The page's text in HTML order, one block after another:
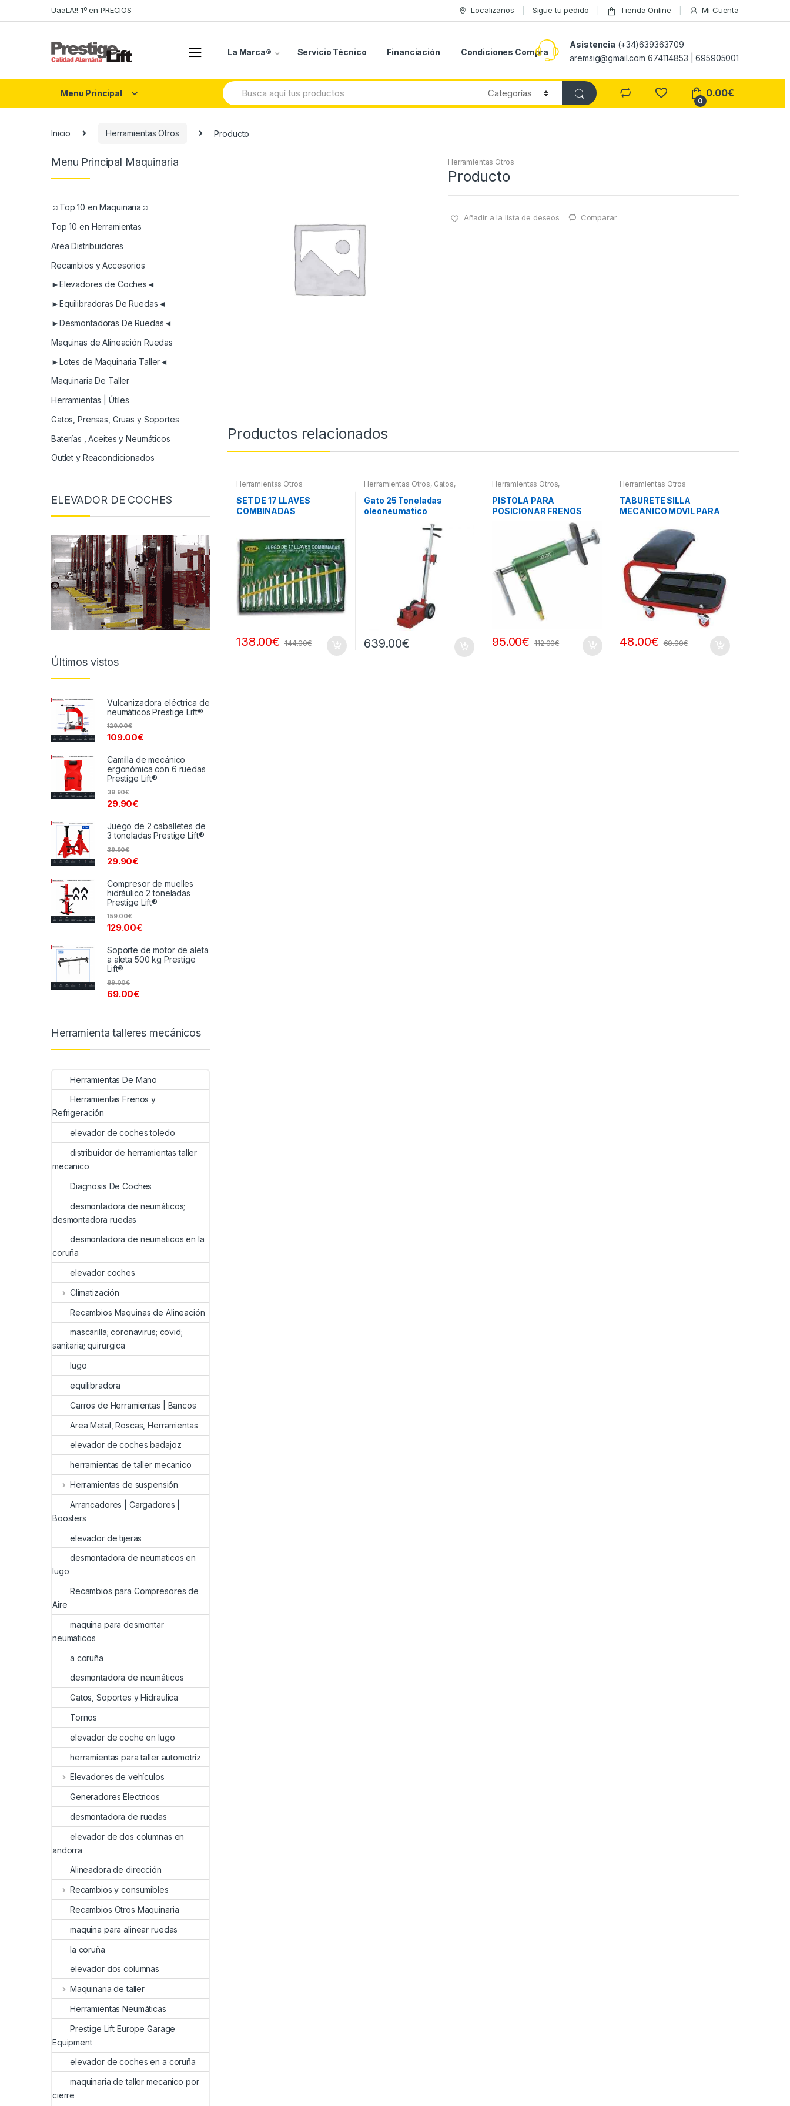
to
to
UaaLA!! 1º en PRECIOS Localizanos Sigue tu pedido Tienda Online Mi Cuenta
La Marca® Servicio Técnico Financiación Condiciones Compra
Asistencia (+34)639363709
aremsig@gmail.com 674114853 | 695905001
Menu Principal
Search
for:
0
0.00€
Inicio Herramientas Otros Producto
Herramientas Otros
Producto
Añadir a la lista de deseos Comparar
Productos relacionados
Herramientas Otros
SET DE 17 LLAVES
COMBINADAS
138.00€ 144.00€
Herramientas Otros, Gatos,
Gato 25 Toneladas
oleoneumatico
639.00€
Herramientas Otros,
Refrigeración
PISTOLA PARA
POSICIONAR FRENOS
95.00€ 112.00€
Herramientas Otros
TABURETE SILLA
MECANICO MOVIL PARA
48.00€ 60.00€
Menu Principal Maquinaria
☺Top 10 en Maquinaria☺
Top 10 en Herramientas
Area Distribuidores
Recambios y Accesorios
►Elevadores de Coches◄
►Equilibradoras De Ruedas◄
►Desmontadoras De Ruedas◄
Maquinas de Alineación Ruedas
►Lotes de Maquinaria Taller◄
Maquinaria De Taller
Herramientas | Útiles
Gatos, Prensas, Gruas y Soportes
Baterías , Aceites y Neumáticos
Outlet y Reacondicionados
ELEVADOR DE COCHES
Últimos vistos
Vulcanizadora eléctrica de
neumáticos Prestige Lift®
109.00€
129.00€
Camilla de mecánico
ergonómica con 6 ruedas
Prestige Lift®
29.90€
39.90€
Juego de 2 caballetes de
3 toneladas Prestige Lift®
29.90€
39.90€
Compresor de muelles
hidráulico 2 toneladas
Prestige Lift®
129.00€
159.00€
Soporte de motor de aleta
a aleta 500 kg Prestige
Lift®
69.00€
89.00€
Herramienta talleres mecánicos
Herramientas De Mano
Herramientas Frenos y
Refrigeración
elevador de coches toledo
distribuidor de herramientas taller
mecanico
Diagnosis De Coches
desmontadora de neumáticos;
desmontadora ruedas
desmontadora de neumaticos en la
coruña
elevador coches
Climatización
Recambios Maquinas de Alineación
mascarilla; coronavirus; covid;
sanitaria; quirurgica
lugo
equilibradora
Carros de Herramientas | Bancos
Area Metal, Roscas, Herramientas
elevador de coches badajoz
herramientas de taller mecanico
Herramientas de suspensión
Arrancadores | Cargadores |
Boosters
elevador de tijeras
desmontadora de neumaticos en
lugo
Recambios para Compresores de
Aire
maquina para desmontar
neumaticos
a coruña
desmontadora de neumáticos
Gatos, Soportes y Hidraulica
Tornos
elevador de coche en lugo
herramientas para taller automotriz
Elevadores de vehículos
Generadores Electricos
desmontadora de ruedas
elevador de dos columnas en
andorra
Alineadora de dirección
Recambios y consumibles
Recambios Otros Maquinaria
maquina para alinear ruedas
la coruña
elevador dos columnas
Maquinaria de taller
Herramientas Neumáticas
Prestige Lift Europe Garage
Equipment
elevador de coches en a coruña
maquinaria de taller mecanico por
cierre